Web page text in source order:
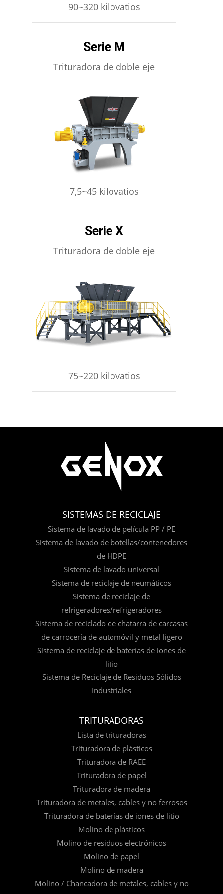
90~320 kilovatios
Serie M
Trituradora de doble eje
APRENDE MÁS
7,5~45 kilovatios
Serie X
Trituradora de doble eje
APRENDE MÁS
75~220 kilovatios
SISTEMAS DE RECICLAJE
Sistema de lavado de película PP / PE
Sistema de lavado de botellas/contenedores
de HDPE
Sistema de lavado universal
Sistema de reciclaje de neumáticos
Sistema de reciclaje de
refrigeradores/refrigeradores
Sistema de reciclado de chatarra de carcasas
de carrocería de automóvil y metal ligero
Sistema de reciclaje de baterías de iones de
litio
Sistema de Reciclaje de Residuos Sólidos
Industriales
TRITURADORAS
Lista de trituradoras
Trituradora de plásticos
Trituradora de RAEE
Trituradora de papel
Trituradora de madera
Trituradora de metales, cables y no ferrosos
Trituradora de baterías de iones de litio
Molino de plásticos
Molino de residuos electrónicos
Molino de papel
Molino de madera
Molino / Chancadora de metales, cables y no